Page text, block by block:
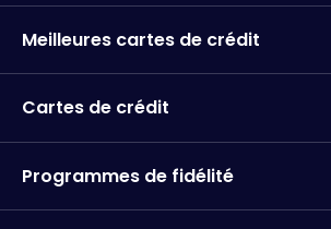
Meilleures cartes de crédit
Cartes de crédit
Programmes de fidélité